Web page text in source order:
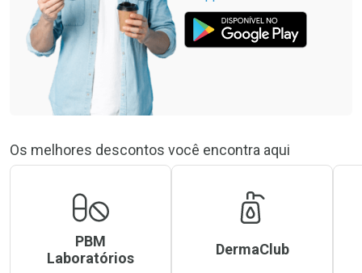
Os melhores descontos você encontra aqui
PBM
Laboratórios
DermaClub